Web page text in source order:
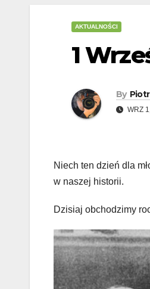
AKTUALNOŚCI
1
By
WRZ
Niech ten dzień dla
w naszej historii.
Dzisiaj obchodzimy